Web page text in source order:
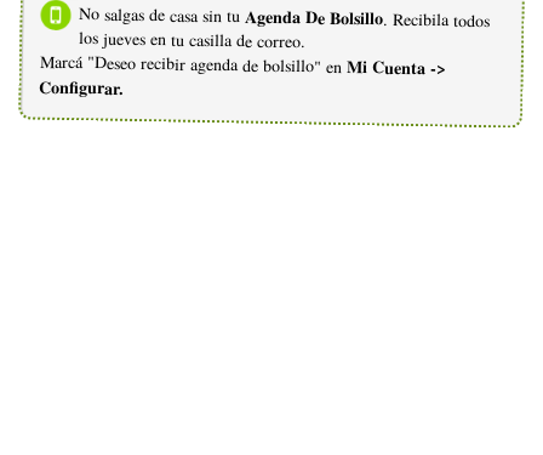
No salgas de casa sin tu Agenda De Bolsillo. Recibila todos
los jueves en tu casilla de correo.
Marcá "Deseo recibir agenda de bolsillo" en Mi Cuenta ->
Configurar.